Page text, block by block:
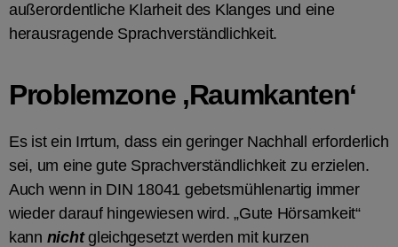
außerordentliche Klarheit des Klanges und eine
herausragende Sprachverständlichkeit.
Problemzone ‚Raumkanten‘
Es ist ein Irrtum, dass ein geringer Nachhall erforderlich
sei, um eine gute Sprachverständlichkeit zu erzielen.
Auch wenn in DIN 18041 gebetsmühlenartig immer
wieder darauf hingewiesen wird. „Gute Hörsamkeit“
kann nichtgleichgesetzt werden mit kurzen